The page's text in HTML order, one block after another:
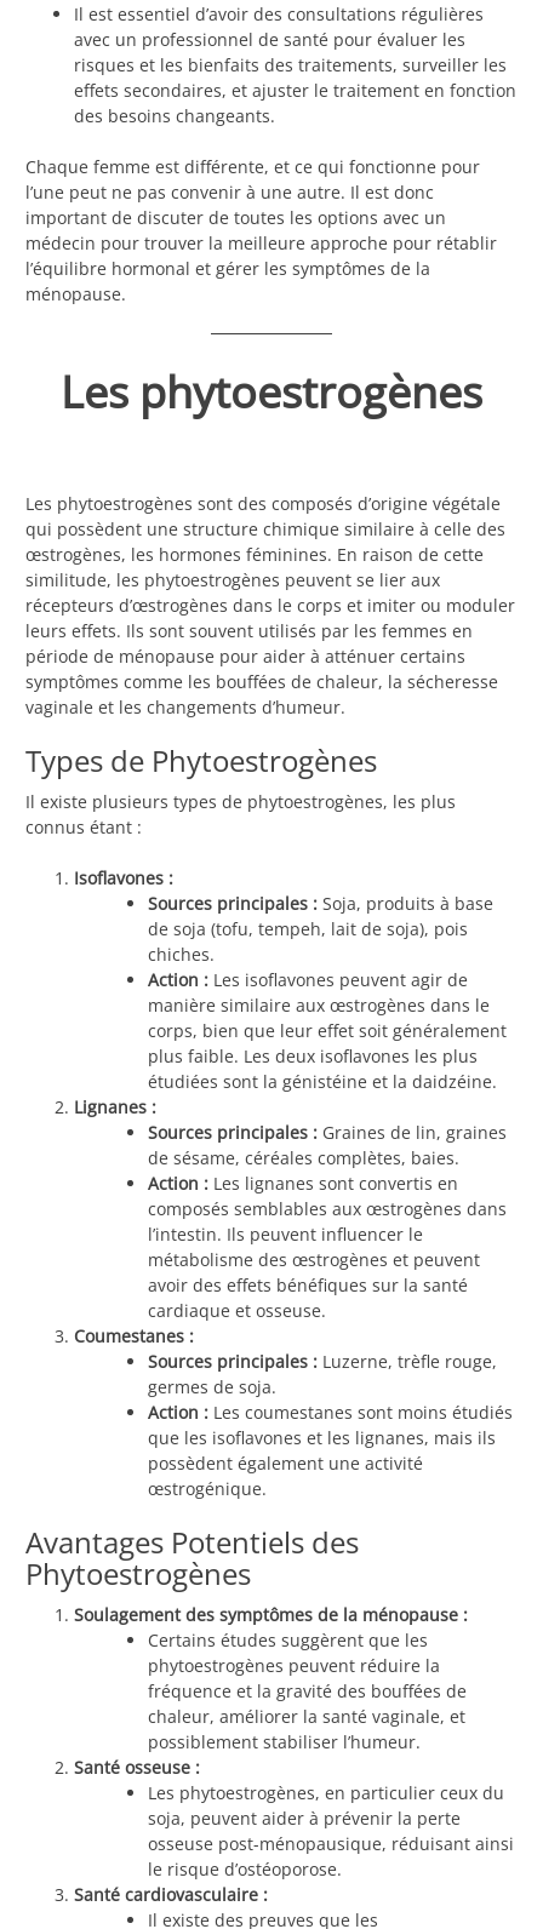
Il est essentiel d’avoir des consultations régulières
avec un professionnel de santé pour évaluer les
risques et les bienfaits des traitements, surveiller les
effets secondaires, et ajuster le traitement en fonction
des besoins changeants.
Chaque femme est différente, et ce qui fonctionne pour
l’une peut ne pas convenir à une autre. Il est donc
important de discuter de toutes les options avec un
médecin pour trouver la meilleure approche pour rétablir
l’équilibre hormonal et gérer les symptômes de la
ménopause.
Les phytoestrogènes
Les phytoestrogènes sont des composés d’origine végétale
qui possèdent une structure chimique similaire à celle des
œstrogènes, les hormones féminines. En raison de cette
similitude, les phytoestrogènes peuvent se lier aux
récepteurs d’œstrogènes dans le corps et imiter ou moduler
leurs effets. Ils sont souvent utilisés par les femmes en
période de ménopause pour aider à atténuer certains
symptômes comme les bouffées de chaleur, la sécheresse
vaginale et les changements d’humeur.
Types de Phytoestrogènes
Il existe plusieurs types de phytoestrogènes, les plus
connus étant :
Isoflavones :
Sources principales : Soja, produits à base
de soja (tofu, tempeh, lait de soja), pois
chiches.
Action : Les isoflavones peuvent agir de
manière similaire aux œstrogènes dans le
corps, bien que leur effet soit généralement
plus faible. Les deux isoflavones les plus
étudiées sont la génistéine et la daidzéine.
Lignanes :
Sources principales : Graines de lin, graines
de sésame, céréales complètes, baies.
Action : Les lignanes sont convertis en
composés semblables aux œstrogènes dans
l’intestin. Ils peuvent influencer le
métabolisme des œstrogènes et peuvent
avoir des effets bénéfiques sur la santé
cardiaque et osseuse.
Coumestanes :
Sources principales : Luzerne, trèfle rouge,
germes de soja.
Action : Les coumestanes sont moins étudiés
que les isoflavones et les lignanes, mais ils
possèdent également une activité
œstrogénique.
Avantages Potentiels des
Phytoestrogènes
Soulagement des symptômes de la ménopause :
Certains études suggèrent que les
phytoestrogènes peuvent réduire la
fréquence et la gravité des bouffées de
chaleur, améliorer la santé vaginale, et
possiblement stabiliser l’humeur.
Santé osseuse :
Les phytoestrogènes, en particulier ceux du
soja, peuvent aider à prévenir la perte
osseuse post-ménopausique, réduisant ainsi
le risque d’ostéoporose.
Santé cardiovasculaire :
Il existe des preuves que les